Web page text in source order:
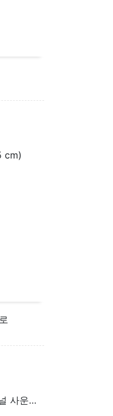
cm)
단채널 영상 (13분 10초), 2채널 사운드 (가변 크기)